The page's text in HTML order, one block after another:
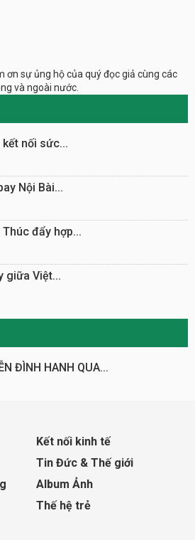
ơn sự ủng hộ của quý đọc giả cùng các
và ngoài nước.
nối sức...
Nội Bài...
đẩy hợp...
giữa Việt...
ĐÌNH HANH QUA...
Kết nối kinh tế
Tin Đức & Thế giới
Album Ảnh
Thế hệ trẻ